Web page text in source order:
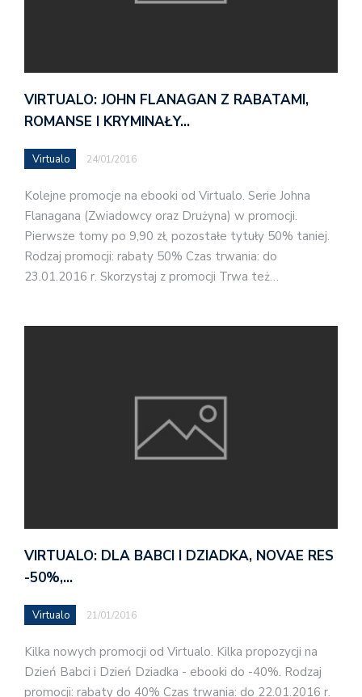
VIRTUALO: JOHN FLANAGAN Z RABATAMI,
ROMANSE I KRYMINAŁY…
Virtualo 24/01/2016
Kolejne promocje na ebooki od Virtualo. Serie Johna
Flanagana (Zwiadowcy oraz Drużyna) w promocji.
Pierwsze tomy po 9,90 zł, pozostałe tytuły 50% taniej.
Rodzaj promocji: rabaty 50% Czas trwania: do
23.01.2016 r. Skorzystaj z promocji Trwa też…
VIRTUALO: DLA BABCI I DZIADKA, NOVAE RES
-50%,…
Virtualo 21/01/2016
Kilka nowych promocji od Virtualo. Kilka propozycji na
Dzień Babci i Dzień Dziadka - ebooki do -40%. Rodzaj
promocji: rabaty do 40% Czas trwania: do 22.01.2016 r.